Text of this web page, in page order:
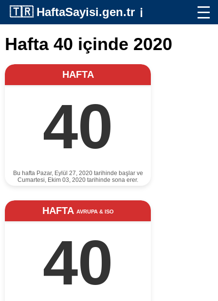
🇹🇷 HaftaSayisi.gen.tr ℹ️
Hafta 40 içinde 2020
HAFTA
40
Bu hafta Pazar, Eylül 27, 2020 tarihinde başlar ve
Cumartesi, Ekim 03, 2020 tarihinde sona erer.
HAFTA AVRUPA & ISO
40